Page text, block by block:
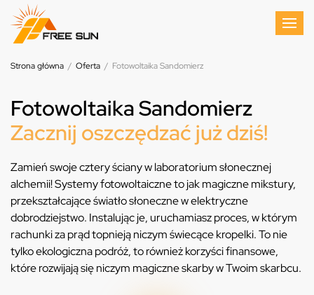
Strona główna / Oferta / Fotowoltaika Sandomierz
Fotowoltaika Sandomierz
Zacznij oszczędzać już dziś!
Zamień swoje cztery ściany w laboratorium słonecznej
alchemii! Systemy fotowoltaiczne to jak magiczne mikstury,
przekształcające światło słoneczne w elektryczne
dobrodziejstwo. Instalując je, uruchamiasz proces, w którym
rachunki za prąd topnieją niczym świecące kropelki. To nie
tylko ekologiczna podróż, to również korzyści finansowe,
które rozwijają się niczym magiczne skarby w Twoim skarbcu.